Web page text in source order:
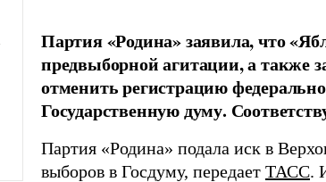
Партия «Родина» заявила, что
предвыборной агитации, а также
отменить регистрацию
Государственную думу.
Партия «Родина» подала иск в
выборов в Госдуму, передает ТАСС.